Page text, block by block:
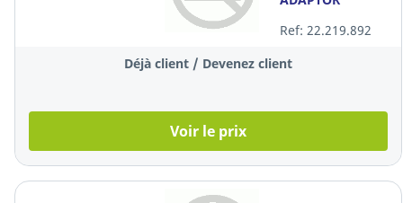
Ref: 22.219.892
Déjà client / Devenez client
Voir le prix